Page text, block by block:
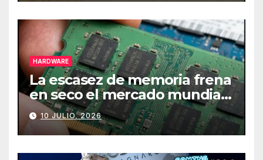
HARDWARE
La escasez de memoria frena
en seco el mercado mundial
de PCs
10 JULIO, 2026